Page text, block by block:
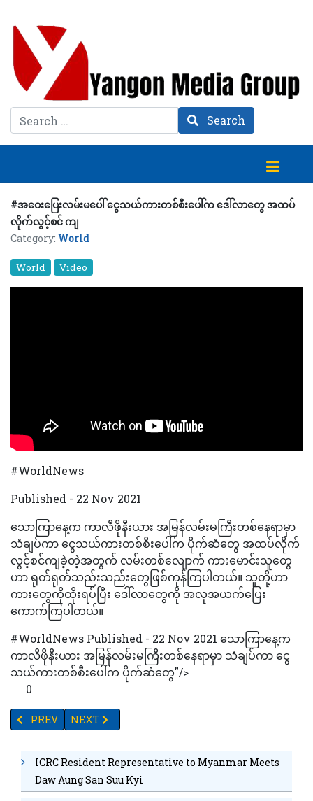
Search Search
#အဝေးပြေးလမ်းမပေါ် ငွေသယ်ကားတစ်စီးပေါ်က ဒေါ်လာတွေ အထပ်
လိုက်လွင့်စင် ကျ
Category: World
World Video
#WorldNews
Published - 22 Nov 2021
သောကြာနေ့က ကာလီဖိုနီးယား အမြန်လမ်းမကြီးတစ်နေရာမှာ
သံချပ်ကာ ငွေသယ်ကားတစ်စီးပေါ်က ပိုက်ဆံတွေ အထပ်လိုက်
လွင့်စင်ကျခဲ့တဲ့အတွက် လမ်းတစ်လျောက် ကားမောင်းသူတွေ
ဟာ ရုတ်ရုတ်သည်းသည်းတွေဖြစ်ကုန်ကြပါတယ်။ သူတို့ဟာ
ကားတွေကိုထိုးရပ်ပြီး ဒေါ်လာတွေကို အလုအယက်ပြေး
ကောက်ကြပါတယ်။
#WorldNews Published - 22 Nov 2021 သောကြာနေ့က
ကာလီဖိုနီးယား အမြန်လမ်းမကြီးတစ်နေရာမှာ သံချပ်ကာ ငွေ
သယ်ကားတစ်စီးပေါ်က ပိုက်ဆံတွေ"/>
0
PREVIOUS ARTICLE: ခေတ်ဟောင်း သေတ္တာကင်မရာတွေ အာဖဂန်န
PREV NEXT ARTICLE: ဗင်နီဇွဲလား၏ သံစုံတီးဝိုင်းကြီးက ကမ္
NEXT
ICRC Resident Representative to Myanmar Meets
Daw Aung San Suu Kyi